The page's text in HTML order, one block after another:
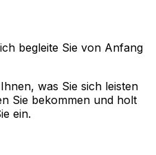
begleite Sie von Anfang
was Sie sich leisten
Sie bekommen und holt
ein.